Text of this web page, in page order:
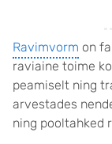
Ravimvorm on
raviaine toime
peamiselt ning
arvestades
ning pooltahked